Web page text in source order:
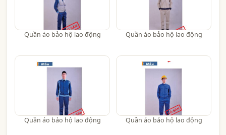
Quần áo bảo hộ lao động Quần áo bảo hộ lao động
Quần áo bảo hộ lao động Quần áo bảo hộ lao động